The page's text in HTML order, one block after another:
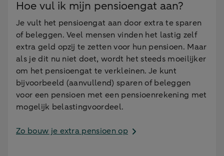
Hoe vul ik mijn pensioengat aan?
Je vult het pensioengat aan door extra te sparen
of beleggen. Veel mensen vinden het lastig zelf
extra geld opzij te zetten voor hun pensioen. Maar
als je dit nu niet doet, wordt het steeds moeilijker
om het pensioengat te verkleinen. Je kunt
bijvoorbeeld (aanvullend) sparen of beleggen
voor een pensioen met een pensioenrekening met
mogelijk belastingvoordeel.
Zo bouw je extra pensioen op